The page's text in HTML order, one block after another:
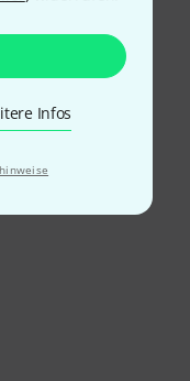
Infos
Nachnahme,
bezahlen